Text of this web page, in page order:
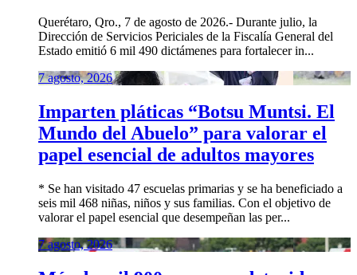
Querétaro, Qro., 7 de agosto de 2026.- Durante julio, la
Dirección de Servicios Periciales de la Fiscalía General del
Estado emitió 6 mil 490 dictámenes para fortalecer in...
7 agosto, 2026
Imparten pláticas “Botsu Muntsi. El
Mundo del Abuelo” para valorar el
papel esencial de adultos mayores
* Se han visitado 47 escuelas primarias y se ha beneficiado a
seis mil 468 niñas, niños y sus familias. Con el objetivo de
valorar el papel esencial que desempeñan las per...
7 agosto, 2026